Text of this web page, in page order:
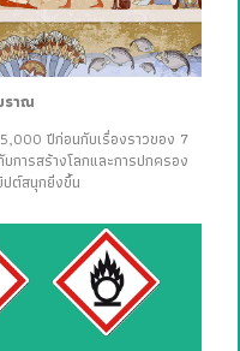
ราณ
ปีก่อนกับเรื่องราวของ 7
การสร้างโลกและการปกครอง
ปต์สนุกยิ่งขึ้น